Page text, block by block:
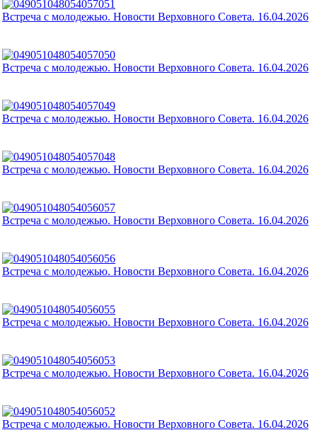
Встреча с молодежью. Новости Верховного Совета. 16.04.2026
Встреча с молодежью. Новости Верховного Совета. 16.04.2026
Встреча с молодежью. Новости Верховного Совета. 16.04.2026
Встреча с молодежью. Новости Верховного Совета. 16.04.2026
Встреча с молодежью. Новости Верховного Совета. 16.04.2026
Встреча с молодежью. Новости Верховного Совета. 16.04.2026
Встреча с молодежью. Новости Верховного Совета. 16.04.2026
Встреча с молодежью. Новости Верховного Совета. 16.04.2026
Встреча с молодежью. Новости Верховного Совета. 16.04.2026